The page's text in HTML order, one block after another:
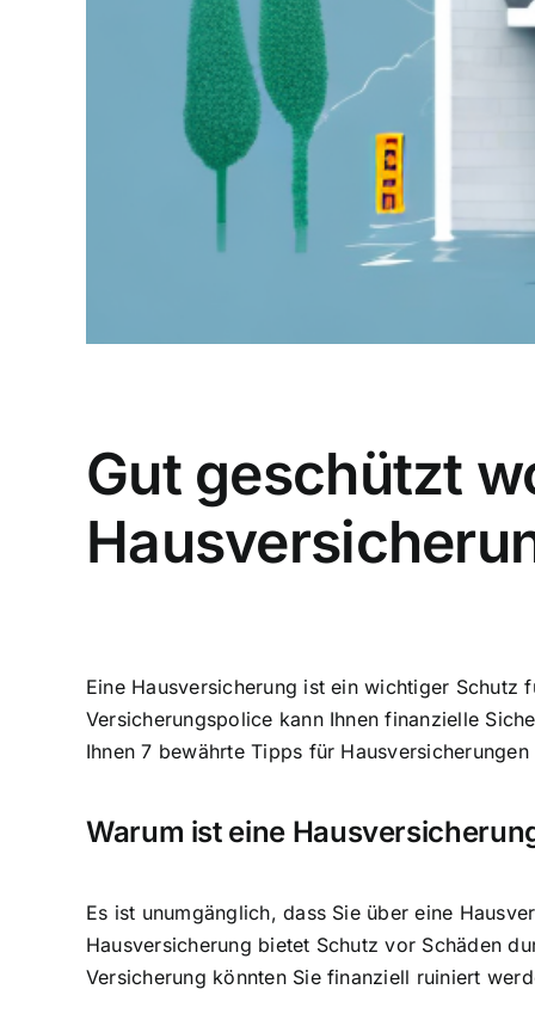
Gut geschützt
Eine Hausversicherung ist ein wichtiger Schutz
Versicherungspolice kann Ihnen finanzielle
Ihnen 7 bewährte Tipps für
Warum ist eine
Es ist unumgänglich, dass Sie über eine
Hausversicherung bietet Schutz vor Schäden
Versicherung könnten Sie finanziell ruiniert